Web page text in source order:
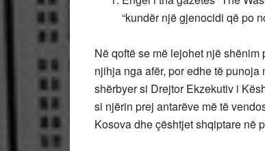
“kundër një gjenocidi që po
Në qoftë se më lejohet një
njihja nga afër, por edhe të
shërbyer si Drejtor Ekzekutiv i
si njërin prej antarëve më të
Kosova dhe çështjet shqiptare në